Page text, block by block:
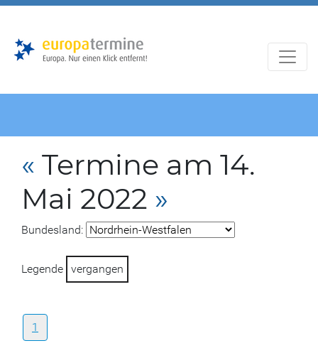
« Termine am 14.
Mai 2022 »
Bundesland:
Legende vergangen
1